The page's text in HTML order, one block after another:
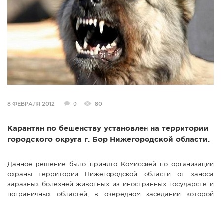
КОНКУРСЫ
СТАТЬИ
ГОЛОСОВАНИЯ
ПРЕДЛОЖИТЬ НОВОСТЬ
8 ФЕВРАЛЯ 2012 0 80
Карантин по бешенству установлен на территории
городского округа г. Бор Нижегородской области.
Данное решение было принято Комиссией по организации
охраны территории Нижегородской области от заноса
заразных болезней животных из иностранных государств и
пограничных областей, в очередном заседании которой